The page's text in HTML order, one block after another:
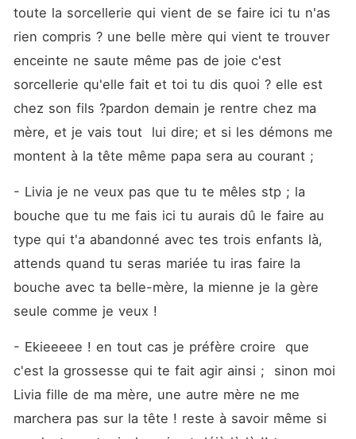
toute la sorcellerie qui vient de se faire ici tu n'as
rien compris ? une belle mère qui vient te trouver
enceinte ne saute même pas de joie c'est
sorcellerie qu'elle fait et toi tu dis quoi ? elle est
chez son fils ?pardon demain je rentre chez ma
mère, et je vais tout  lui dire; et si les démons me
montent à la tête même papa sera au courant ;
- Livia je ne veux pas que tu te mêles stp ; la
bouche que tu me fais ici tu aurais dû le faire au
type qui t'a abandonné avec tes trois enfants là,
attends quand tu seras mariée tu iras faire la
bouche avec ta belle-mère, la mienne je la gère
seule comme je veux !
- Ekieeeee ! en tout cas je préfère croire  que
c'est la grossesse qui te fait agir ainsi ;  sinon moi
Livia fille de ma mère, une autre mère ne me
marchera pas sur la tête ! reste à savoir même si